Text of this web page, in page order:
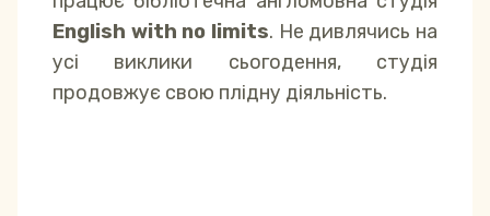
English with no limits. Не дивлячись на
усі виклики сьогодення, студія
продовжує свою плідну діяльність.